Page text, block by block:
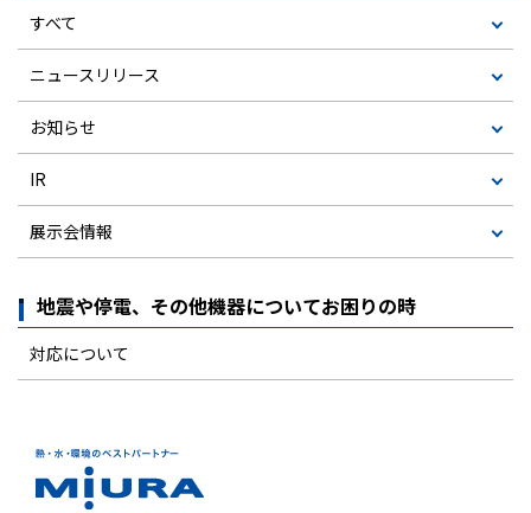
すべて
ニュースリリース
お知らせ
IR
展示会情報
地震や停電、その他機器についてお困りの時
対応について